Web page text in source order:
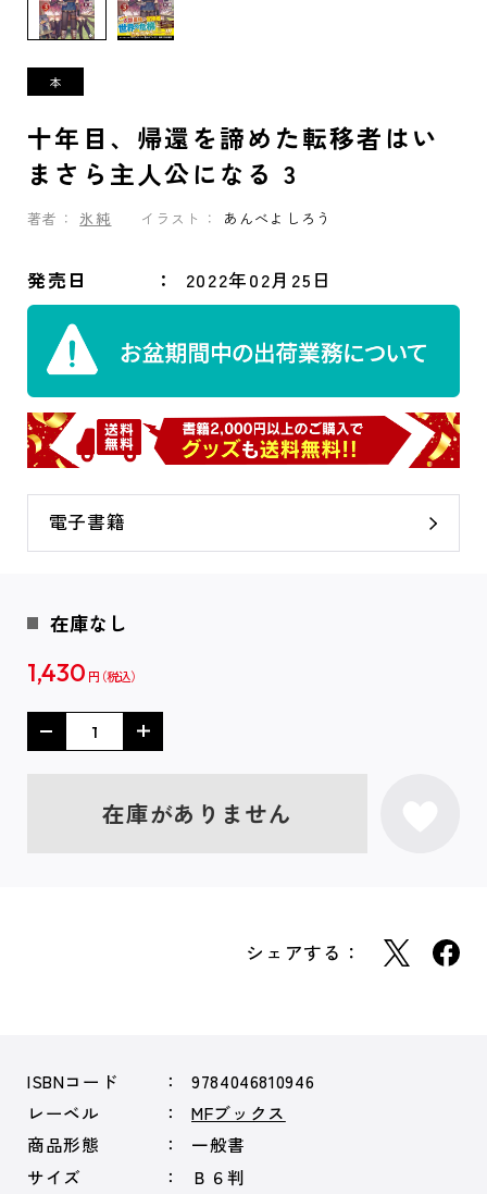
十年目、帰還を諦めた転移者はい
まさら主人公になる 3
著者： 氷純 イラスト： あんべよしろう
発売日 2022年02月25日
電子書籍
在庫なし
1,430 円
在庫がありません
シェアする：
ISBNコード
9784046810946
レーベル
MFブックス
商品形態
一般書
サイズ
Ｂ６判